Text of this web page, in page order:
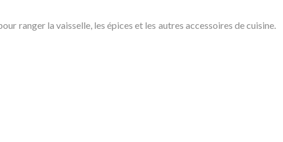
ranger la vaisselle, les épices et les autres accessoires de cuisine.